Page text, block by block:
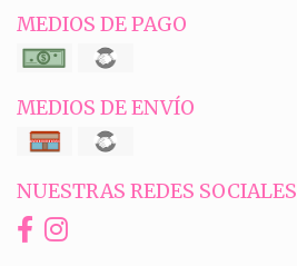
MEDIOS DE PAGO
MEDIOS DE ENVÍO
NUESTRAS REDES SOCIALES